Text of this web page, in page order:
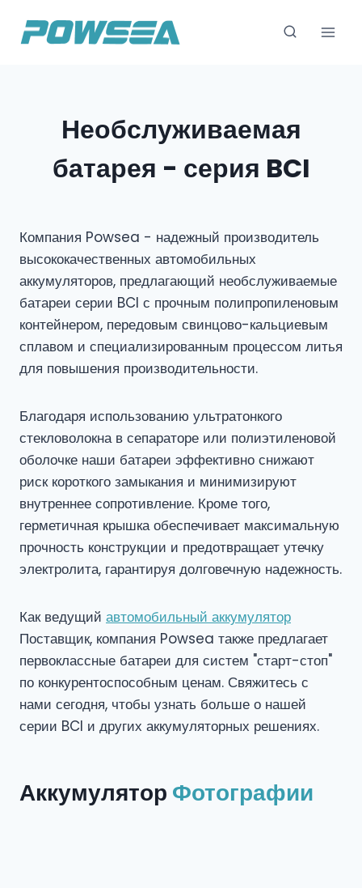
Необслуживаемая
батарея - серия BCI
Компания Powsea - надежный производитель
высококачественных автомобильных
аккумуляторов, предлагающий необслуживаемые
батареи серии BCI с прочным полипропиленовым
контейнером, передовым свинцово-кальциевым
сплавом и специализированным процессом литья
для повышения производительности.
Благодаря использованию ультратонкого
стекловолокна в сепараторе или полиэтиленовой
оболочке наши батареи эффективно снижают
риск короткого замыкания и минимизируют
внутреннее сопротивление. Кроме того,
герметичная крышка обеспечивает максимальную
прочность конструкции и предотвращает утечку
электролита, гарантируя долговечную надежность.
Как ведущий автомобильный аккумулятор
Поставщик, компания Powsea также предлагает
первоклассные батареи для систем "старт-стоп"
по конкурентоспособным ценам. Свяжитесь с
нами сегодня, чтобы узнать больше о нашей
серии BCI и других аккумуляторных решениях.
Аккумулятор Фотографии